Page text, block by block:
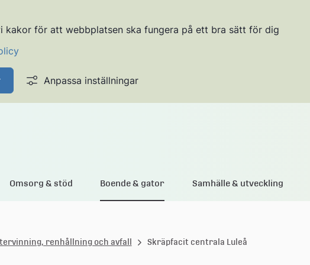
kakor för att webbplatsen ska fungera på ett bra sätt för dig
Anpassa inställningar
Omsorg & stöd Boende & gator Samhälle & utveckling
renhållning och avfall Skräpfacit centrala Luleå